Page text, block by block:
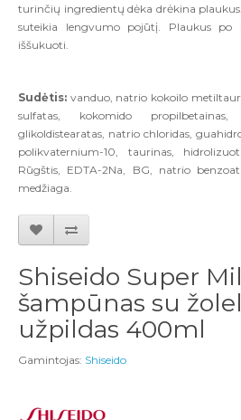
turinčių ingredientų dėka drėkina
suteikia lengvumo pojūtį. Plaukus po
iššukuoti.
Sudėtis: vanduo, natrio kokoilo
sulfatas, kokomido
glikoldistearatas, natrio chloridas,
polikvaternium-10, taurinas,
Rūgštis, EDTA-2Na, BG, natrio
medžiaga.
Shiseido Super
šampūnas su
užpildas 400ml
Gamintojas: Shiseido